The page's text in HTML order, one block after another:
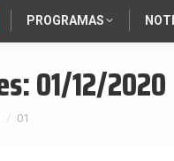
PROGRAMAS
01/12/2020
01